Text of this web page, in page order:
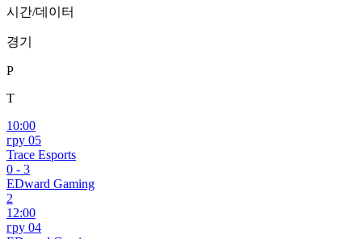
시간/데이터
경기
P
T
10:00
гру 05
Trace Esports
0 - 3
EDward Gaming
2
12:00
гру 04